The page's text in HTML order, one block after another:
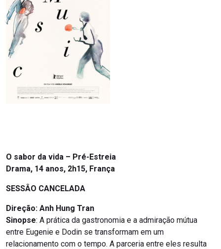
O sabor da vida – Pré-Estreia
Drama, 14 anos, 2h15, França
SESSÂO CANCELADA
Direção: Anh Hung Tran
Sinopse: A prática da gastronomia e a admiração mútua
entre Eugenie e Dodin se transformam em um
relacionamento com o tempo. A parceria entre eles resulta